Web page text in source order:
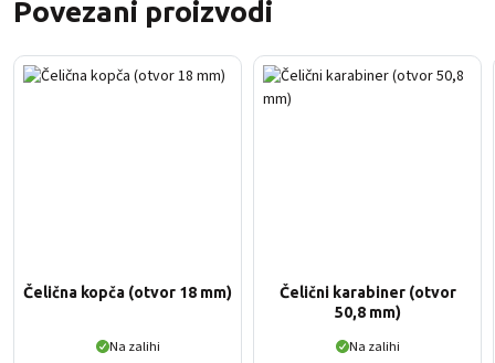
Povezani proizvodi
Čelična kopča (otvor 18 mm)
Na zalihi
Čelični karabiner (otvor
50,8 mm)
Na zalihi